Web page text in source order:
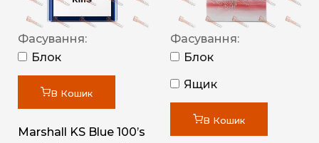
Фасування:
Блок
В Кошик
Marshall KS Blue 100’s
Фасування:
Блок
Ящик
В Кошик